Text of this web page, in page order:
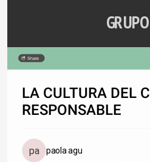
Share
LA CULTURA DEL
RESPONSABLE
paola agu